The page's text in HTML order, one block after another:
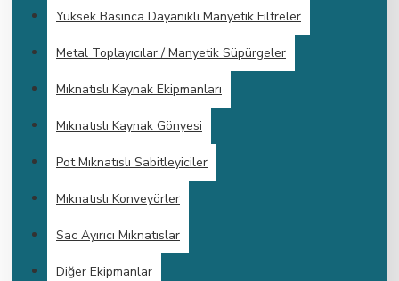
Yüksek Basınca Dayanıklı Manyetik Filtreler
Metal Toplayıcılar / Manyetik Süpürgeler
Mıknatıslı Kaynak Ekipmanları
Mıknatıslı Kaynak Gönyesi
Pot Mıknatıslı Sabitleyiciler
Mıknatıslı Konveyörler
Sac Ayırıcı Mıknatıslar
Diğer Ekipmanlar